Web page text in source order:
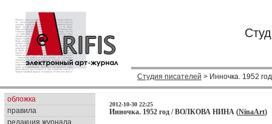
Студия писателей > Инночка. 1952 год
обложка
правила
редакция журнала
2012-10-30 22:25
Инночка. 1952 год / ВОЛКОВА НИНА (NinaArt)